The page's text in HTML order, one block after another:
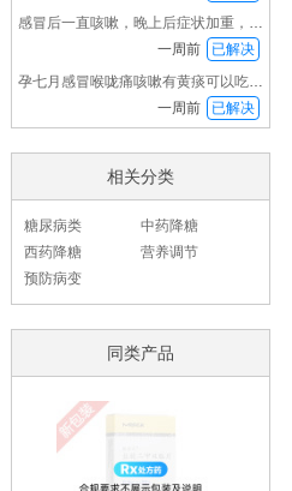
感冒后一直咳嗽，晚上后症状加重，喉咙特别痛也
一周前
已解决
孕七月感冒喉咙痛咳嗽有黄痰可以吃感冒药吗？
一周前
已解决
相关分类
糖尿病类
中药降糖
西药降糖
营养调节
预防病变
同类产品